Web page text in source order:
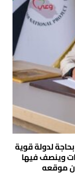
لدولة قوية
وينصف فيها
موقعه